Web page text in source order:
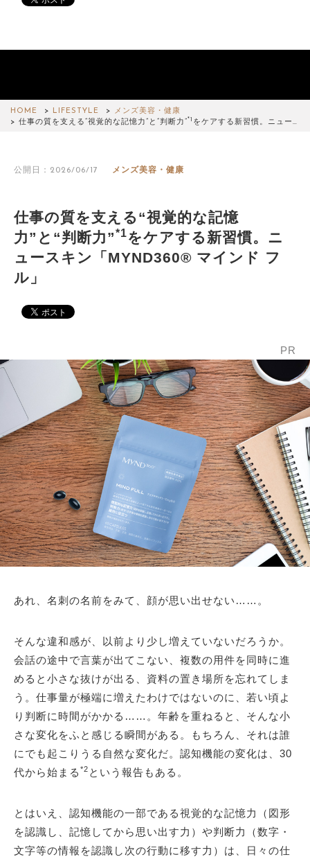
HOME LIFESTYLE
メンズ美容・健康
仕事の質を支える“視覚的な記憶力”と“判断力”*1 をケアする新習慣。ニュー…
公開日：2026/06/17 メンズ美容・健康
仕事の質を支える“視覚的な記憶
力”と“判断力”*1をケアする新習慣。ニ
ュースキン「MYND360® マインド フ
ル」
PR
あれ、名刺の名前をみて、顔が思い出せない……。
そんな違和感が、以前より少し増えていないだろうか。
会話の途中で言葉が出てこない、複数の用件を同時に進
めると小さな抜けが出る、資料の置き場所を忘れてしま
う。仕事量が極端に増えたわけではないのに、若い頃よ
り判断に時間がかかる……。年齢を重ねると、そんな小
さな変化をふと感じる瞬間がある。もちろん、それは誰
にでも起こりうる自然な変化だ。認知機能の変化は、30
代から始まる *2 という報告もある。
とはいえ、認知機能の一部である視覚的な記憶力（図形
を認識し、記憶してから思い出す力）や判断力（数字・
文字等の情報を認識し次の行動に移す力）は、日々の仕